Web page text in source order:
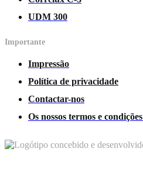
UDM 300
Importante
Impressão
Política de privacidade
Contactar-nos
Os nossos termos e